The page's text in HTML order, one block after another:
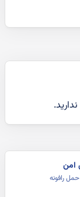
امن
حمل رافونه